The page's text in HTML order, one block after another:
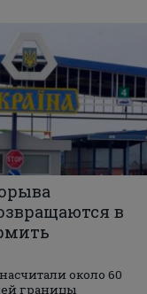
в
около 60
границы